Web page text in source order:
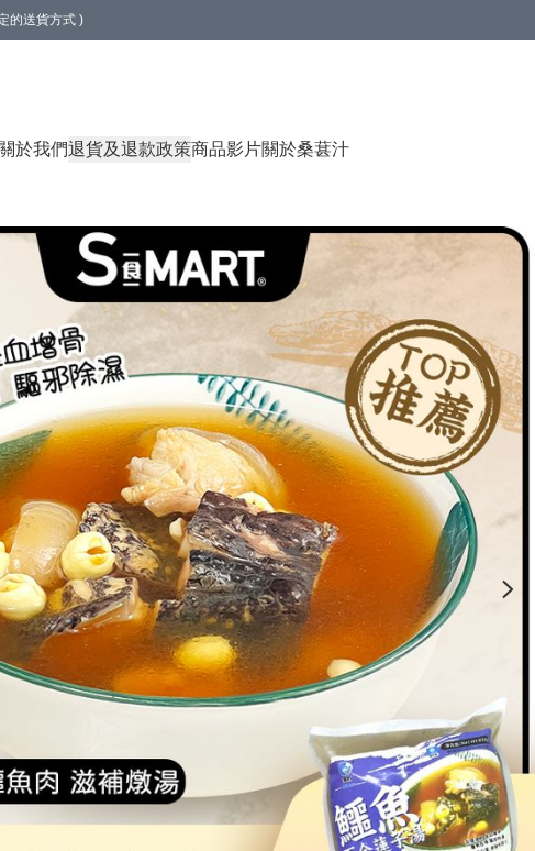
的送貨方式 )
關於我們退貨及退款政策商品影片關於桑葚汁